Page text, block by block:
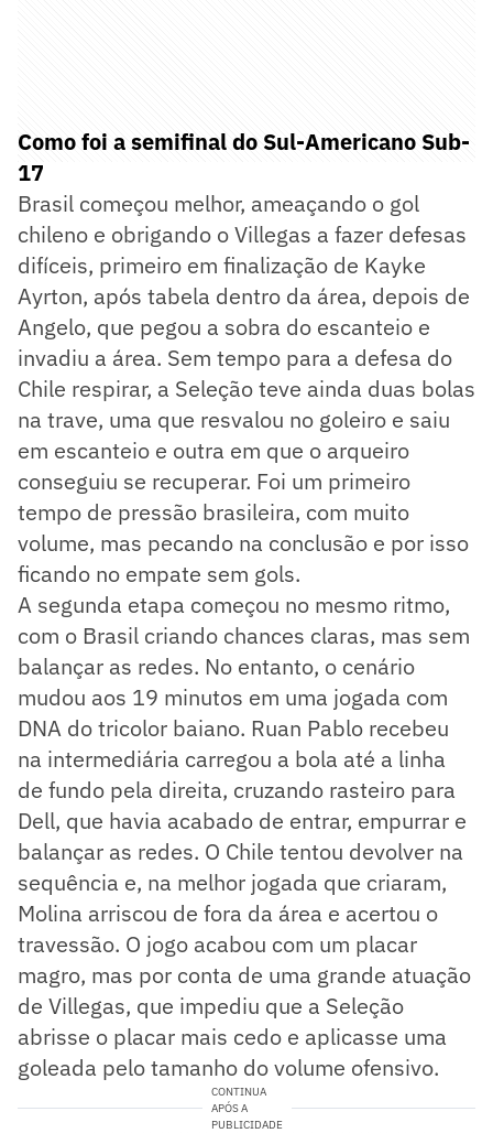
Como foi a semifinal do Sul-Americano Sub-
17
Brasil começou melhor, ameaçando o gol
chileno e obrigando o Villegas a fazer defesas
difíceis, primeiro em finalização de Kayke
Ayrton, após tabela dentro da área, depois de
Angelo, que pegou a sobra do escanteio e
invadiu a área. Sem tempo para a defesa do
Chile respirar, a Seleção teve ainda duas bolas
na trave, uma que resvalou no goleiro e saiu
em escanteio e outra em que o arqueiro
conseguiu se recuperar. Foi um primeiro
tempo de pressão brasileira, com muito
volume, mas pecando na conclusão e por isso
ficando no empate sem gols.
A segunda etapa começou no mesmo ritmo,
com o Brasil criando chances claras, mas sem
balançar as redes. No entanto, o cenário
mudou aos 19 minutos em uma jogada com
DNA do tricolor baiano. Ruan Pablo recebeu
na intermediária carregou a bola até a linha
de fundo pela direita, cruzando rasteiro para
Dell, que havia acabado de entrar, empurrar e
balançar as redes. O Chile tentou devolver na
sequência e, na melhor jogada que criaram,
Molina arriscou de fora da área e acertou o
travessão. O jogo acabou com um placar
magro, mas por conta de uma grande atuação
de Villegas, que impediu que a Seleção
abrisse o placar mais cedo e aplicasse uma
goleada pelo tamanho do volume ofensivo.
CONTINUA
APÓS A
PUBLICIDADE